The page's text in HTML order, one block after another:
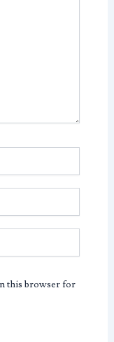
this browser for